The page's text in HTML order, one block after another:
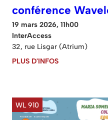
conférence
19 mars 2026, 11h00
InterAccess
32, rue Lisgar (Atrium)
PLUS D'INFOS
WL 910